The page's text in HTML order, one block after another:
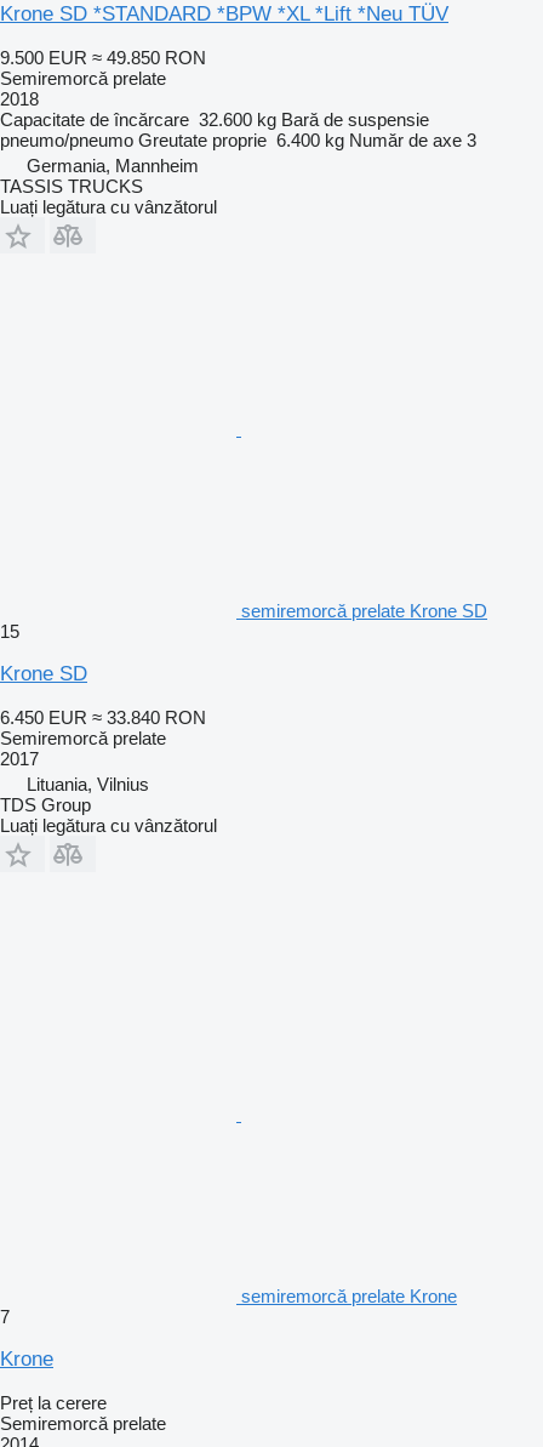
Krone SD *STANDARD *BPW *XL *Lift *Neu TÜV
9.500 EUR ≈ 49.850 RON
Semiremorcă prelate
2018
Capacitate de încărcare 32.600 kg Bară de suspensie
pneumo/pneumo Greutate proprie 6.400 kg Număr de axe 3
Germania, Mannheim
TASSIS TRUCKS
Luați legătura cu vânzătorul
semiremorcă prelate Krone SD
15
Krone SD
6.450 EUR ≈ 33.840 RON
Semiremorcă prelate
2017
Lituania, Vilnius
TDS Group
Luați legătura cu vânzătorul
semiremorcă prelate Krone
7
Krone
Preț la cerere
Semiremorcă prelate